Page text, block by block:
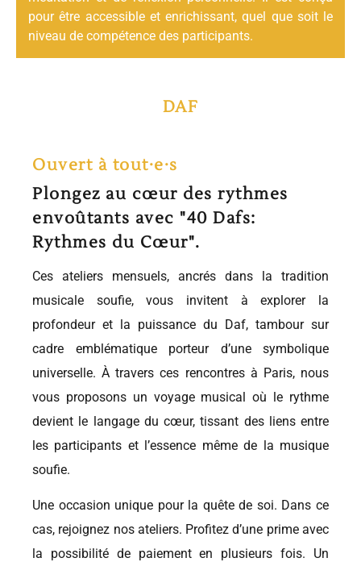
pour être accessible et enrichissant, quel que soit le
niveau de compétence des participants.
DAF
Ouvert à tout·e·s
Plongez au cœur des rythmes
envoûtants avec "40 Dafs:
Rythmes du Cœur".
Ces ateliers mensuels, ancrés dans la tradition
musicale soufie, vous invitent à explorer la
profondeur et la puissance du Daf, tambour sur
cadre emblématique porteur d’une symbolique
universelle. À travers ces rencontres à Paris, nous
vous proposons un voyage musical où le rythme
devient le langage du cœur, tissant des liens entre
les participants et l’essence même de la musique
soufie.
Une occasion unique pour la quête de soi. Dans ce
cas, rejoignez nos ateliers. Profitez d’une prime avec
la possibilité de paiement en plusieurs fois. Un